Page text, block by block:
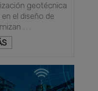
geotécnica
el diseño de
. . .